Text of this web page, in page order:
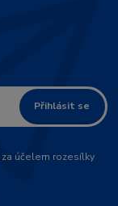
Přihlásit se
za účelem rozesílky